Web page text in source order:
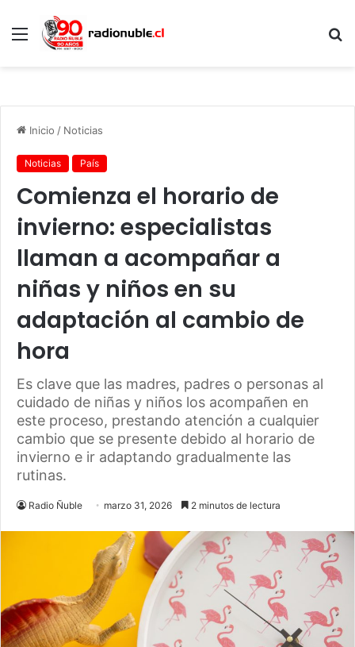
Menú
Inicio / Noticias
Noticias País
Comienza el horario de
invierno: especialistas
llaman a acompañar a
niñas y niños en su
adaptación al cambio de
hora
Es clave que las madres, padres o personas al
cuidado de niñas y niños los acompañen en
este proceso, prestando atención a cualquier
cambio que se presente debido al horario de
invierno e ir adaptando gradualmente las
rutinas.
Radio Ñuble marzo 31, 2026 2 minutos de lectura